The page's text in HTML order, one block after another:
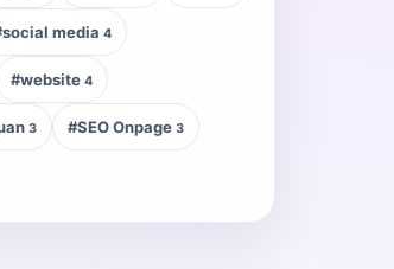
media4
#website4
3 #SEO Onpage3